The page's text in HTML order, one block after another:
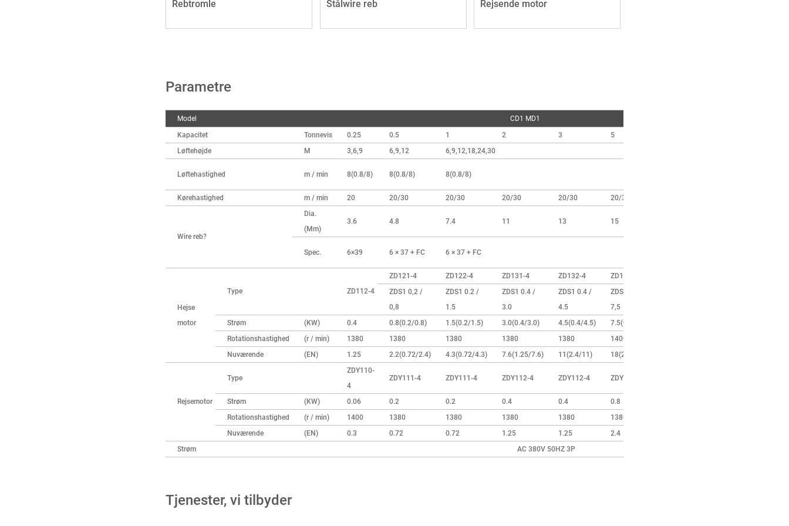
Rebtromle Stålwire reb Rejsende motor
Parametre
Model
CD1 MD1
Kapacitet
Tonnevis 0.25 0.5 1 2 3 5
Løftehøjde
M 3,6,9 6,9,12 6,9,12,18,24,30
Løftehastighed m / min 8(0.8/8) 8(0.8/8) 8(0.8/8)
Kørehastighed
m / min 20 20/30 20/30 20/30 20/30 20/30
Wire reb?
Dia.
(Mm)
3.6 4.8 7.4 11 13 15
Spec. 6×39 6 × 37 + FC 6 × 37 + FC
Hejse
motor
Type ZD112-4
ZD121-4 ZD122-4 ZD131-4 ZD132-4 ZD141-4
ZDS1 0,2 /
0,8
ZDS1 0.2 /
1.5
ZDS1 0.4 /
3.0
ZDS1 0.4 /
4.5
ZDS1 0,8 /
7,5
Strøm
(KW) 0.4 0.8(0.2/0.8) 1.5(0.2/1.5) 3.0(0.4/3.0) 4.5(0.4/4.5) 7.5(0.8/7.5)
Rotationshastighed
(r / min) 1380 1380 1380 1380 1380 1400
Nuværende
(EN) 1.25 2.2(0.72/2.4) 4.3(0.72/4.3) 7.6(1.25/7.6) 11(2.4/11) 18(2.4/18)
Rejsemotor
Type
ZDY110-
4
ZDY111-4 ZDY111-4 ZDY112-4 ZDY112-4 ZDY121-4
Strøm (KW) 0.06 0.2 0.2 0.4 0.4 0.8
Rotationshastighed
(r / min) 1400 1380 1380 1380 1380 1380
Nuværende
(EN) 0.3 0.72 0.72 1.25 1.25 2.4
Strøm
AC 380V 50HZ 3P
Tjenester, vi tilbyder